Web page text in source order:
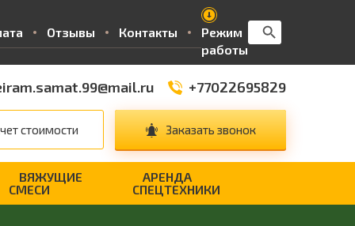
Отзывы Контакты
Режим
работы
Search
for:
Search Button
+77022695829
стоимости Заказать звонок
ВЯЖУЩИЕ
СМЕСИ
АРЕНДА
СПЕЦТЕХНИКИ